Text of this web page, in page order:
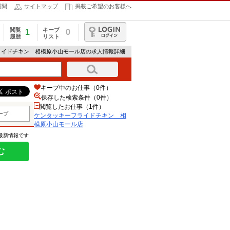
問 サイトマップ 掲載ご希望のお客様へ
閲覧
履歴
1
キープ
リスト
0
ログイン
イドチキン 相模原小山モール店の求人情報詳細
プ
新情報です
キープ中のお仕事（0件）
保存した検索条件（0件）
閲覧したお仕事（1件）
ケンタッキーフライドチキン 相
模原小山モール店